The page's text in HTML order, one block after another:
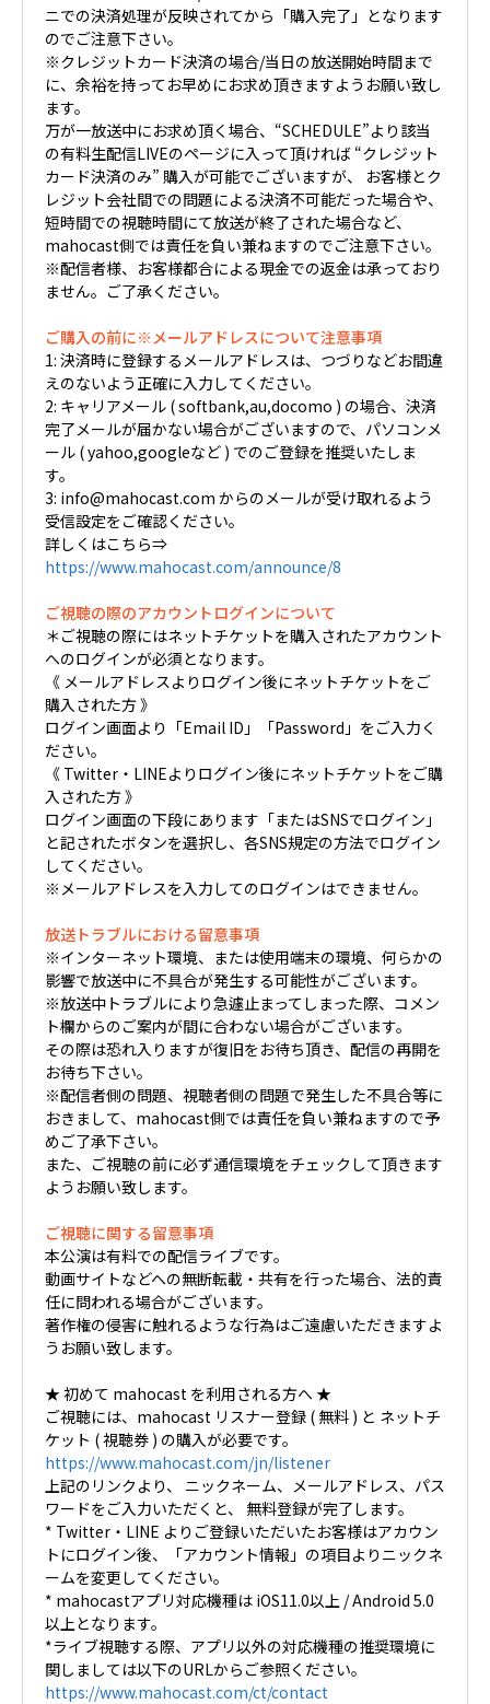
ニでの決済処理が反映されてから「購入完了」となります
のでご注意下さい。
※クレジットカード決済の場合/当日の放送開始時間まで
に、余裕を持ってお早めにお求め頂きますようお願い致し
ます。
万が一放送中にお求め頂く場合、“SCHEDULE”より該当
の有料生配信LIVEのページに入って頂ければ “クレジット
カード決済のみ” 購入が可能でございますが、 お客様とク
レジット会社間での問題による決済不可能だった場合や、
短時間での視聴時間にて放送が終了された場合など、
mahocast側では責任を負い兼ねますのでご注意下さい。
※配信者様、お客様都合による現金での返金は承っており
ません。ご了承ください。
ご購入の前に※メールアドレスについて注意事項
1: 決済時に登録するメールアドレスは、つづりなどお間違
えのないよう正確に入力してください。
2: キャリアメール ( softbank,au,docomo ) の場合、決済
完了メールが届かない場合がございますので、パソコンメ
ール ( yahoo,googleなど ) でのご登録を推奨いたしま
す。
3: info@mahocast.com からのメールが受け取れるよう
受信設定をご確認ください。
詳しくはこちら⇒
https://www.mahocast.com/announce/8
ご視聴の際のアカウントログインについて
＊ご視聴の際にはネットチケットを購入されたアカウント
へのログインが必須となります。
《 メールアドレスよりログイン後にネットチケットをご
購入された方 》
ログイン画面より「Email ID」「Password」をご入力く
ださい。
《 Twitter・LINEよりログイン後にネットチケットをご購
入された方 》
ログイン画面の下段にあります「またはSNSでログイン」
と記されたボタンを選択し、各SNS規定の方法でログイン
してください。
※メールアドレスを入力してのログインはできません。
放送トラブルにおける留意事項
※インターネット環境、または使用端末の環境、何らかの
影響で放送中に不具合が発生する可能性がございます。
※放送中トラブルにより急遽止まってしまった際、コメン
ト欄からのご案内が間に合わない場合がございます。
その際は恐れ入りますが復旧をお待ち頂き、配信の再開を
お待ち下さい。
※配信者側の問題、視聴者側の問題で発生した不具合等に
おきまして、mahocast側では責任を負い兼ねますので予
めご了承下さい。
また、ご視聴の前に必ず通信環境をチェックして頂きます
ようお願い致します。
ご視聴に関する留意事項
本公演は有料での配信ライブです。
動画サイトなどへの無断転載・共有を行った場合、法的責
任に問われる場合がございます。
著作権の侵害に触れるような行為はご遠慮いただきますよ
うお願い致します。
★ 初めて mahocast を利用される方へ ★
ご視聴には、mahocast リスナー登録 ( 無料 ) と ネットチ
ケット ( 視聴券 ) の購入が必要です。
https://www.mahocast.com/jn/listener
上記のリンクより、 ニックネーム、メールアドレス、パス
ワードをご入力いただくと、 無料登録が完了します。
* Twitter・LINE よりご登録いただいたお客様はアカウン
トにログイン後、「アカウント情報」の項目よりニックネ
ームを変更してください。
* mahocastアプリ対応機種は iOS11.0以上 / Android 5.0
以上となります。
*ライブ視聴する際、アプリ以外の対応機種の推奨環境に
関しましては以下のURLからご参照ください。
https://www.mahocast.com/ct/contact